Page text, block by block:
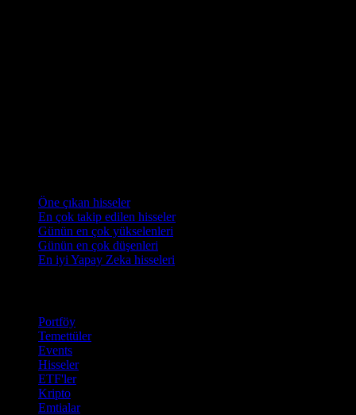
Öne çıkan hisseler
En çok takip edilen hisseler
Günün en çok yükselenleri
Günün en çok düşenleri
En iyi Yapay Zeka hisseleri
Portföy
Temettüler
Events
Hisseler
ETF'ler
Kripto
Emtialar